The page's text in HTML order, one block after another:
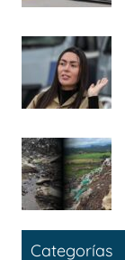
Categorías